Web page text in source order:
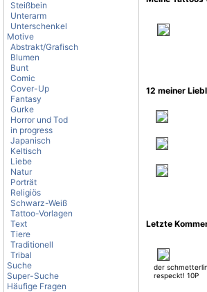
Steißbein
Unterarm
Unterschenkel
Motive
Abstrakt/Grafisch
Blumen
Bunt
Comic
Cover-Up
Fantasy
Gurke
Horror und Tod
in progress
Japanisch
Keltisch
Liebe
Natur
Porträt
Religiös
Schwarz-Weiß
Tattoo-Vorlagen
Text
Tiere
Traditionell
Tribal
Suche
Super-Suche
Häufige Fragen
12 meiner
Letzte
der
respeckt! 10P